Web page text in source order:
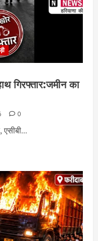
गिरफ्तार:जमीन का
0